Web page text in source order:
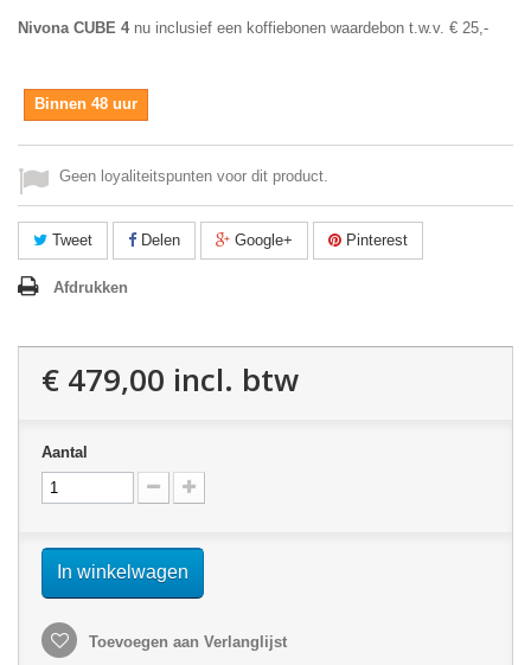
Nivona CUBE 4nu inclusief een koffiebonen waardebon t.w.v. € 25,-
Binnen 48 uur
Geen loyaliteitspunten voor dit product.
Tweet Delen Google+ Pinterest
Afdrukken
€ 479,00 incl. btw
Aantal
In winkelwagen
Toevoegen aan Verlanglijst